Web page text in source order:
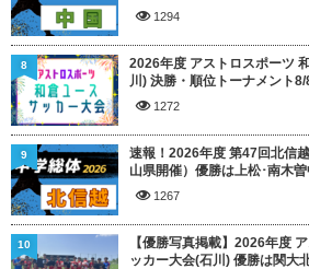
1294
2026年度 アストロスポーツ
川) 決勝・順位トーナメント8/
1272
8
速報！2026年度 第47回北信
山県開催）優勝は上松･南木
1267
9
【優勝写真掲載】2026年度
ッカー大会(石川) 優勝は関大
10